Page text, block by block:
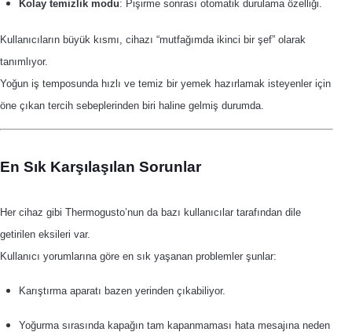
Kolay temizlik modu: Pişirme sonrası otomatik durulama özelliği.
Kullanıcıların büyük kısmı, cihazı “mutfağımda ikinci bir şef” olarak
tanımlıyor.
Yoğun iş temposunda hızlı ve temiz bir yemek hazırlamak isteyenler için
öne çıkan tercih sebeplerinden biri haline gelmiş durumda.
En Sık Karşılaşılan Sorunlar
Her cihaz gibi Thermogusto’nun da bazı kullanıcılar tarafından dile
getirilen eksileri var.
Kullanıcı yorumlarına göre en sık yaşanan problemler şunlar:
Karıştırma aparatı bazen yerinden çıkabiliyor.
Yoğurma sırasında kapağın tam kapanmaması hata mesajına neden